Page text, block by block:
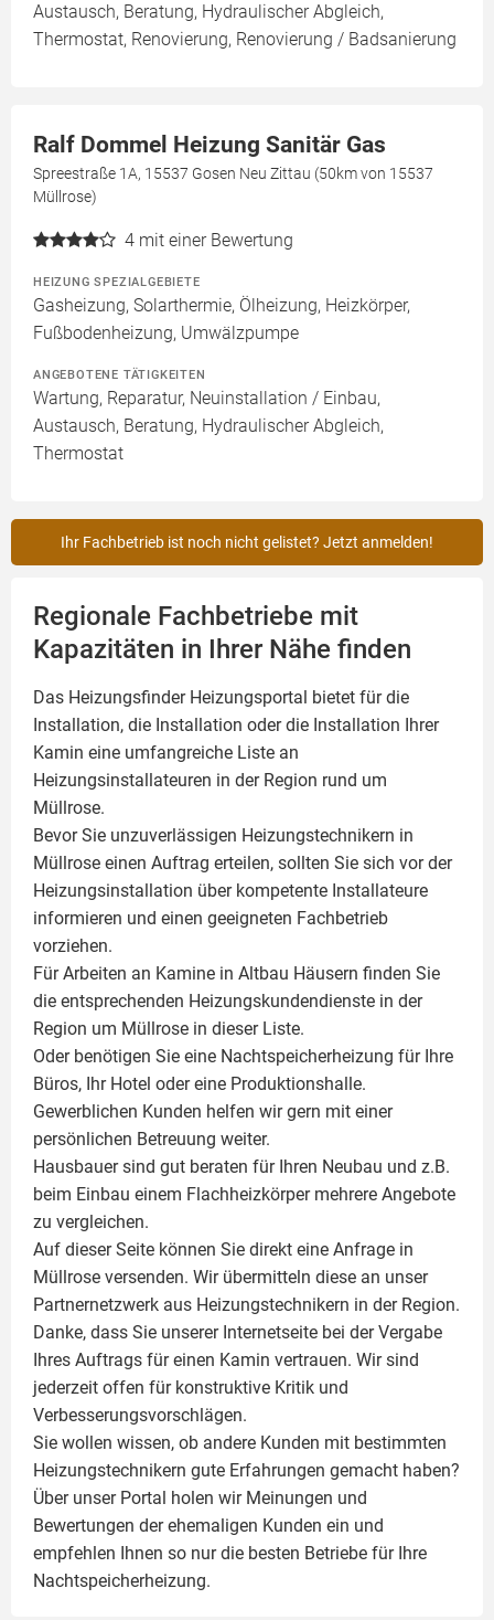
Austausch, Beratung, Hydraulischer Abgleich,
Thermostat, Renovierung, Renovierung / Badsanierung
Ralf Dommel Heizung Sanitär Gas
Spreestraße 1A, 15537 Gosen Neu Zittau (50km von 15537
Müllrose)
4 mit einer Bewertung
HEIZUNG SPEZIALGEBIETE
Gasheizung, Solarthermie, Ölheizung, Heizkörper,
Fußbodenheizung, Umwälzpumpe
ANGEBOTENE TÄTIGKEITEN
Wartung, Reparatur, Neuinstallation / Einbau,
Austausch, Beratung, Hydraulischer Abgleich,
Thermostat
Ihr Fachbetrieb ist noch nicht gelistet? Jetzt anmelden!
Regionale Fachbetriebe mit
Kapazitäten in Ihrer Nähe finden
Das Heizungsfinder Heizungsportal bietet für die
Installation, die Installation oder die Installation Ihrer
Kamin eine umfangreiche Liste an
Heizungsinstallateuren in der Region rund um
Müllrose.
Bevor Sie unzuverlässigen Heizungstechnikern in
Müllrose einen Auftrag erteilen, sollten Sie sich vor der
Heizungsinstallation über kompetente Installateure
informieren und einen geeigneten Fachbetrieb
vorziehen.
Für Arbeiten an Kamine in Altbau Häusern finden Sie
die entsprechenden Heizungskundendienste in der
Region um Müllrose in dieser Liste.
Oder benötigen Sie eine Nachtspeicherheizung für Ihre
Büros, Ihr Hotel oder eine Produktionshalle.
Gewerblichen Kunden helfen wir gern mit einer
persönlichen Betreuung weiter.
Hausbauer sind gut beraten für Ihren Neubau und z.B.
beim Einbau einem Flachheizkörpermehrere Angebote
zu vergleichen.
Auf dieser Seite können Sie direkt eine Anfrage in
Müllrose versenden. Wir übermitteln diese an unser
Partnernetzwerk aus Heizungstechnikern in der Region.
Danke, dass Sie unserer Internetseite bei der Vergabe
Ihres Auftrags für einen Kamin vertrauen. Wir sind
jederzeit offen für konstruktive Kritik und
Verbesserungsvorschlägen.
Sie wollen wissen, ob andere Kunden mit bestimmten
Heizungstechnikern gute Erfahrungen gemacht haben?
Über unser Portal holen wir Meinungen und
Bewertungen der ehemaligen Kunden ein und
empfehlen Ihnen so nur die besten Betriebe für Ihre
Nachtspeicherheizung.